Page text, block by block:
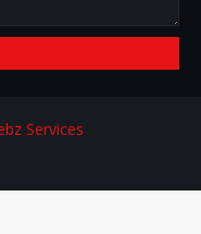
Services